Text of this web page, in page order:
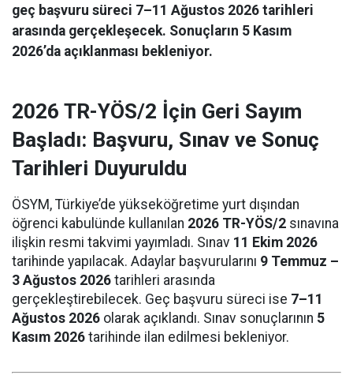
geç başvuru süreci 7–11 Ağustos 2026 tarihleri
arasında gerçekleşecek. Sonuçların 5 Kasım
2026’da açıklanması bekleniyor.
2026 TR-YÖS/2 İçin Geri Sayım
Başladı: Başvuru, Sınav ve Sonuç
Tarihleri Duyuruldu
ÖSYM, Türkiye’de yükseköğretime yurt dışından
öğrenci kabulünde kullanılan 2026 TR-YÖS/2 sınavına
ilişkin resmi takvimi yayımladı. Sınav 11 Ekim 2026
tarihinde yapılacak. Adaylar başvurularını 9 Temmuz –
3 Ağustos 2026 tarihleri arasında
gerçekleştirebilecek. Geç başvuru süreci ise 7–11
Ağustos 2026 olarak açıklandı. Sınav sonuçlarının 5
Kasım 2026 tarihinde ilan edilmesi bekleniyor.